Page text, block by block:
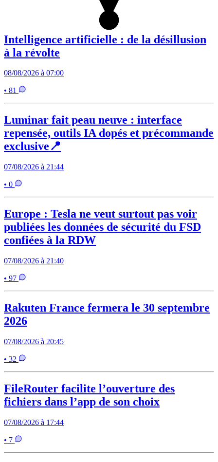
Intelligence artificielle : de la désillusion
à la révolte
08/08/2026 à 07:00
• 81
Luminar fait peau neuve : interface
repensée, outils IA dopés et précommande
exclusive📍
07/08/2026 à 21:44
• 0
Europe : Tesla ne veut surtout pas voir
publiées les données de sécurité du FSD
confiées à la RDW
07/08/2026 à 21:40
• 97
Rakuten France fermera le 30 septembre
2026
07/08/2026 à 20:45
• 32
FileRouter facilite l’ouverture des
fichiers dans l’app de son choix
07/08/2026 à 17:44
• 7